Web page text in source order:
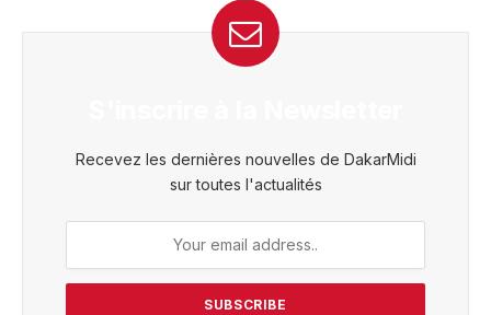
Recevez les dernières nouvelles de DakarMidi
sur toutes l'actualités